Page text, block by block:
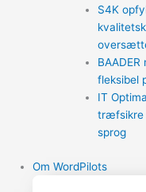
S4K
fleksibel
IT
træfsikre
sprog
Om WordPilots